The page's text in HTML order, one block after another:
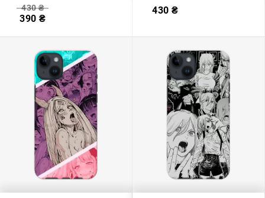
430₴
390 ₴
430 ₴